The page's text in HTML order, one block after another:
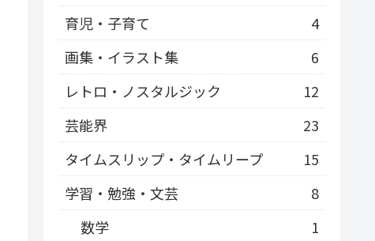
育児・子育て
4
画集・イラスト集
6
レトロ・ノスタルジック
12
芸能界
23
タイムスリップ・タイムリープ
15
学習・勉強・文芸
8
数学
1